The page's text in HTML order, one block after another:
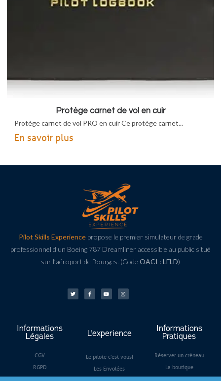
Protège carnet de vol en cuir
Protège carnet de vol PRO en cuir Ce protège carnet...
En savoir plus
Pilot Skills Experiencepropose le premier simulateur de grade
professionnel d’un Boeing 787 Dreamliner accessible au public situé
sur l’aéroport de Bourges. (Code OACI : LFLD)
Informations
Légales
CGV
RGPD
Guides
L'experience
Le pilote c'est vous!
Les Envolées
Informations
Pratiques
Réserver un créneau
La boutique
Nous contacter